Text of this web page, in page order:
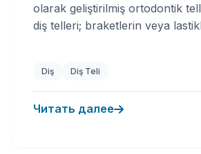
olarak geliştirilmiş ortodontik
diş telleri; braketlerin veya
Diş Diş Teli
Читать далее